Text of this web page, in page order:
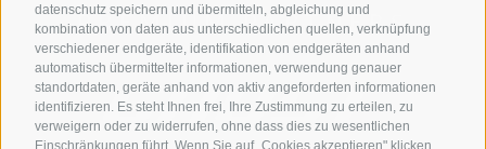
datenschutz speichern und übermitteln, abgleichung und
kombination von daten aus unterschiedlichen quellen, verknüpfung
verschiedener endgeräte, identifikation von endgeräten anhand
automatisch übermittelter informationen, verwendung genauer
standortdaten, geräte anhand von aktiv angeforderten informationen
identifizieren. Es steht Ihnen frei, Ihre Zustimmung zu erteilen, zu
verweigern oder zu widerrufen, ohne dass dies zu wesentlichen
Einschränkungen führt. Wenn Sie auf „Cookies akzeptieren" klicken,
PREMIUM PARTNERS